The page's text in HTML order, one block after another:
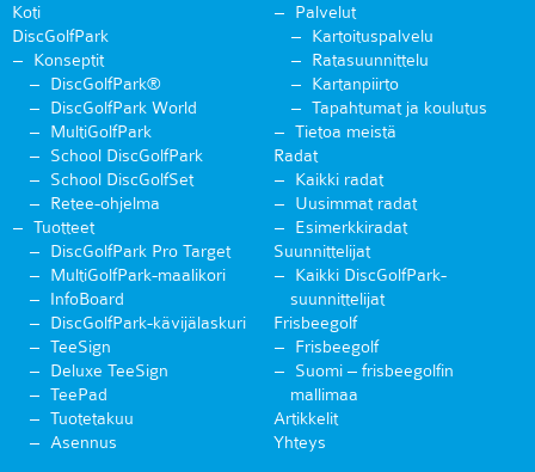
Koti
DiscGolfPark
Konseptit
DiscGolfPark®
DiscGolfPark World
MultiGolfPark
School DiscGolfPark
School DiscGolfSet
Retee-ohjelma
Tuotteet
DiscGolfPark Pro Target
MultiGolfPark-maalikori
InfoBoard
DiscGolfPark-kävijälaskuri
TeeSign
Deluxe TeeSign
TeePad
Tuotetakuu
Asennus
Palvelut
Kartoituspalvelu
Ratasuunnittelu
Kartanpiirto
Tapahtumat ja koulutus
Tietoa meistä
Radat
Kaikki radat
Uusimmat radat
Esimerkkiradat
Suunnittelijat
Kaikki DiscGolfPark-
suunnittelijat
Frisbeegolf
Frisbeegolf
Suomi – frisbeegolfin
mallimaa
Artikkelit
Yhteys